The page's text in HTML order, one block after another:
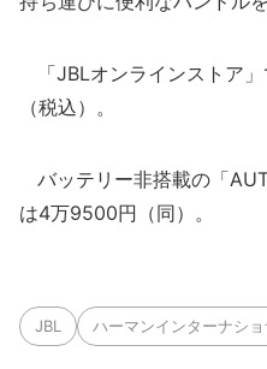
「JBLオンラインストア
（税込）。
バッテリー非搭載の「
は4万9500円（同）。
JBL ハーマンインターナシ